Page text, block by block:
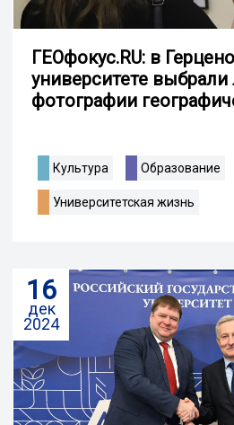
ГЕОфокус.RU: в
университете
фотографии
Культура Образование
Университетская жизнь
16
дек
2024